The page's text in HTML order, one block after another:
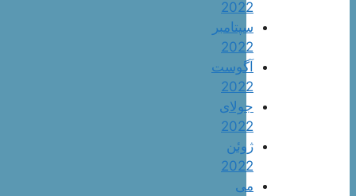
2022
سپتامبر
2022
آگوست
2022
جولای
2022
ژوئن
2022
می